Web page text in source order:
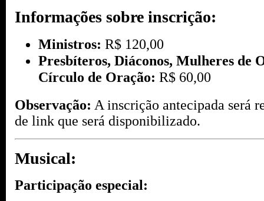
Informações sobre inscrição:
Ministros: R$ 120,00
Presbíteros, Diáconos, Mulheres de
Círculo de Oração: R$ 60,00
Observação: A inscrição antecipada será
de link que será disponibilizado.
Musical:
Participação especial: